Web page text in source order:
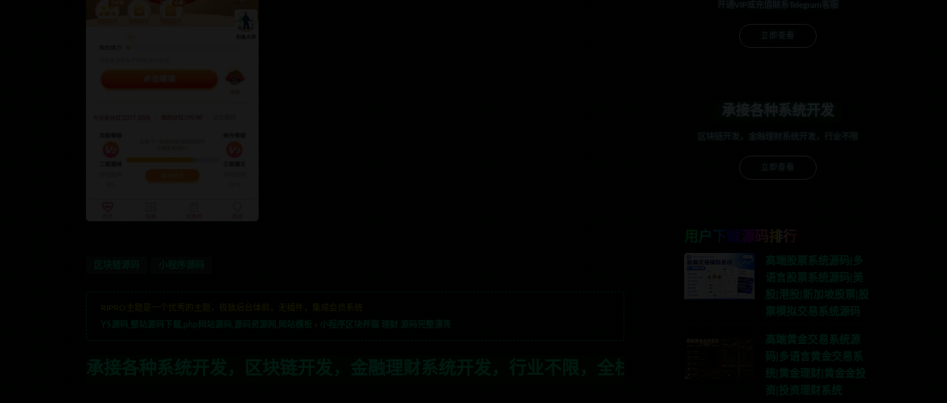
RIPRO主题是一个优秀的主题，极致后台体验，无插件，集成会员系统
YS源码,整站源码下载,php网站源码,源码资源网,网站模板
小程序区块养猫 理财 源码完整漂亮
种系统开发，区块链开发，金融理财系统开发，行业不限，全栈技术开发，定制，二开联系TG:anons123x
开通VIP或充值联系Telegram客服
立即查看
承接各种系统开发
区块链开发，金融理财系统开发，行业不限
立即查看
用户下载源码排行
高端股票系统源码|多
语言股票系统源码|美
股|港股|新加坡股票|股
票模拟交易系统源码
高端黄金交易系统源
码|多语言黄金交易系
统|黄金理财|黄金金投
资|投资理财系统